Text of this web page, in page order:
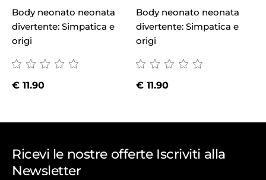
Body neonato neonata
divertente: Simpatica e
origi
€11.90
Body neonato neonata
divertente: Simpatica e
origi
€ 11.90
Ricevi le nostre offerte Iscriviti alla
Newsletter